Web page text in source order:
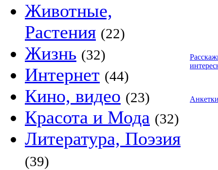
Животные,
Растения (22)
Жизнь (32)
Интернет (44)
Кино, видео (23)
Красота и Мода (32)
Литература, Поэзия
(39)